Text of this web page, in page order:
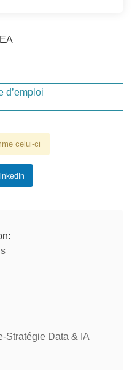
d’emploi
celui-ci
Stratégie Data & IA